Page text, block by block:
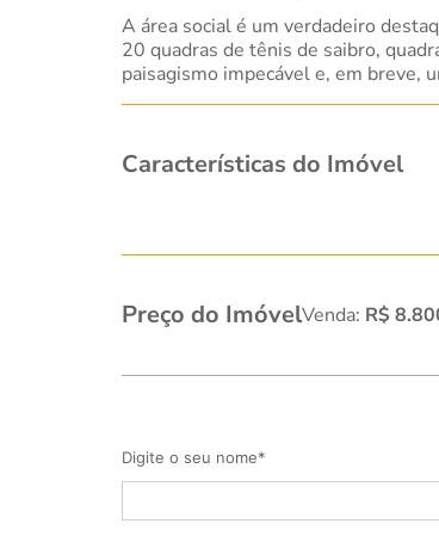
A área social é um verdadeiro
20 quadras de tênis de saibro,
paisagismo impecável e, em breve,
Características do Imóvel
Preço do ImóvelVenda: R$
Digite o seu nome*